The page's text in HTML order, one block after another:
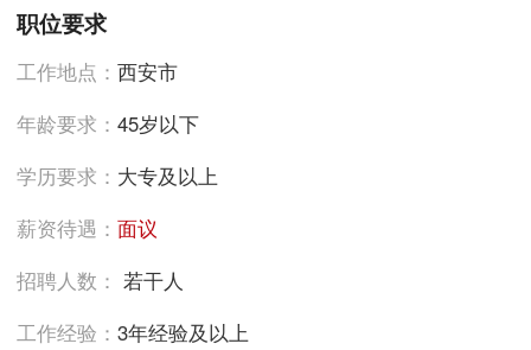
职位要求
工作地点：西安市
年龄要求：45岁以下
学历要求： 大专及以上
薪资待遇：面议
招聘人数：若干人
工作经验：3年经验及以上